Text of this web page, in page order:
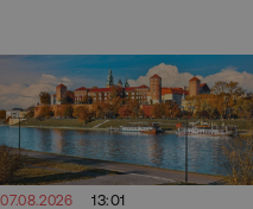
07.08.2026 13:01